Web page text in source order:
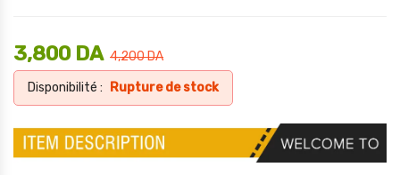
4,200DA
3,800 DA
Disponibilité : Rupture de stock